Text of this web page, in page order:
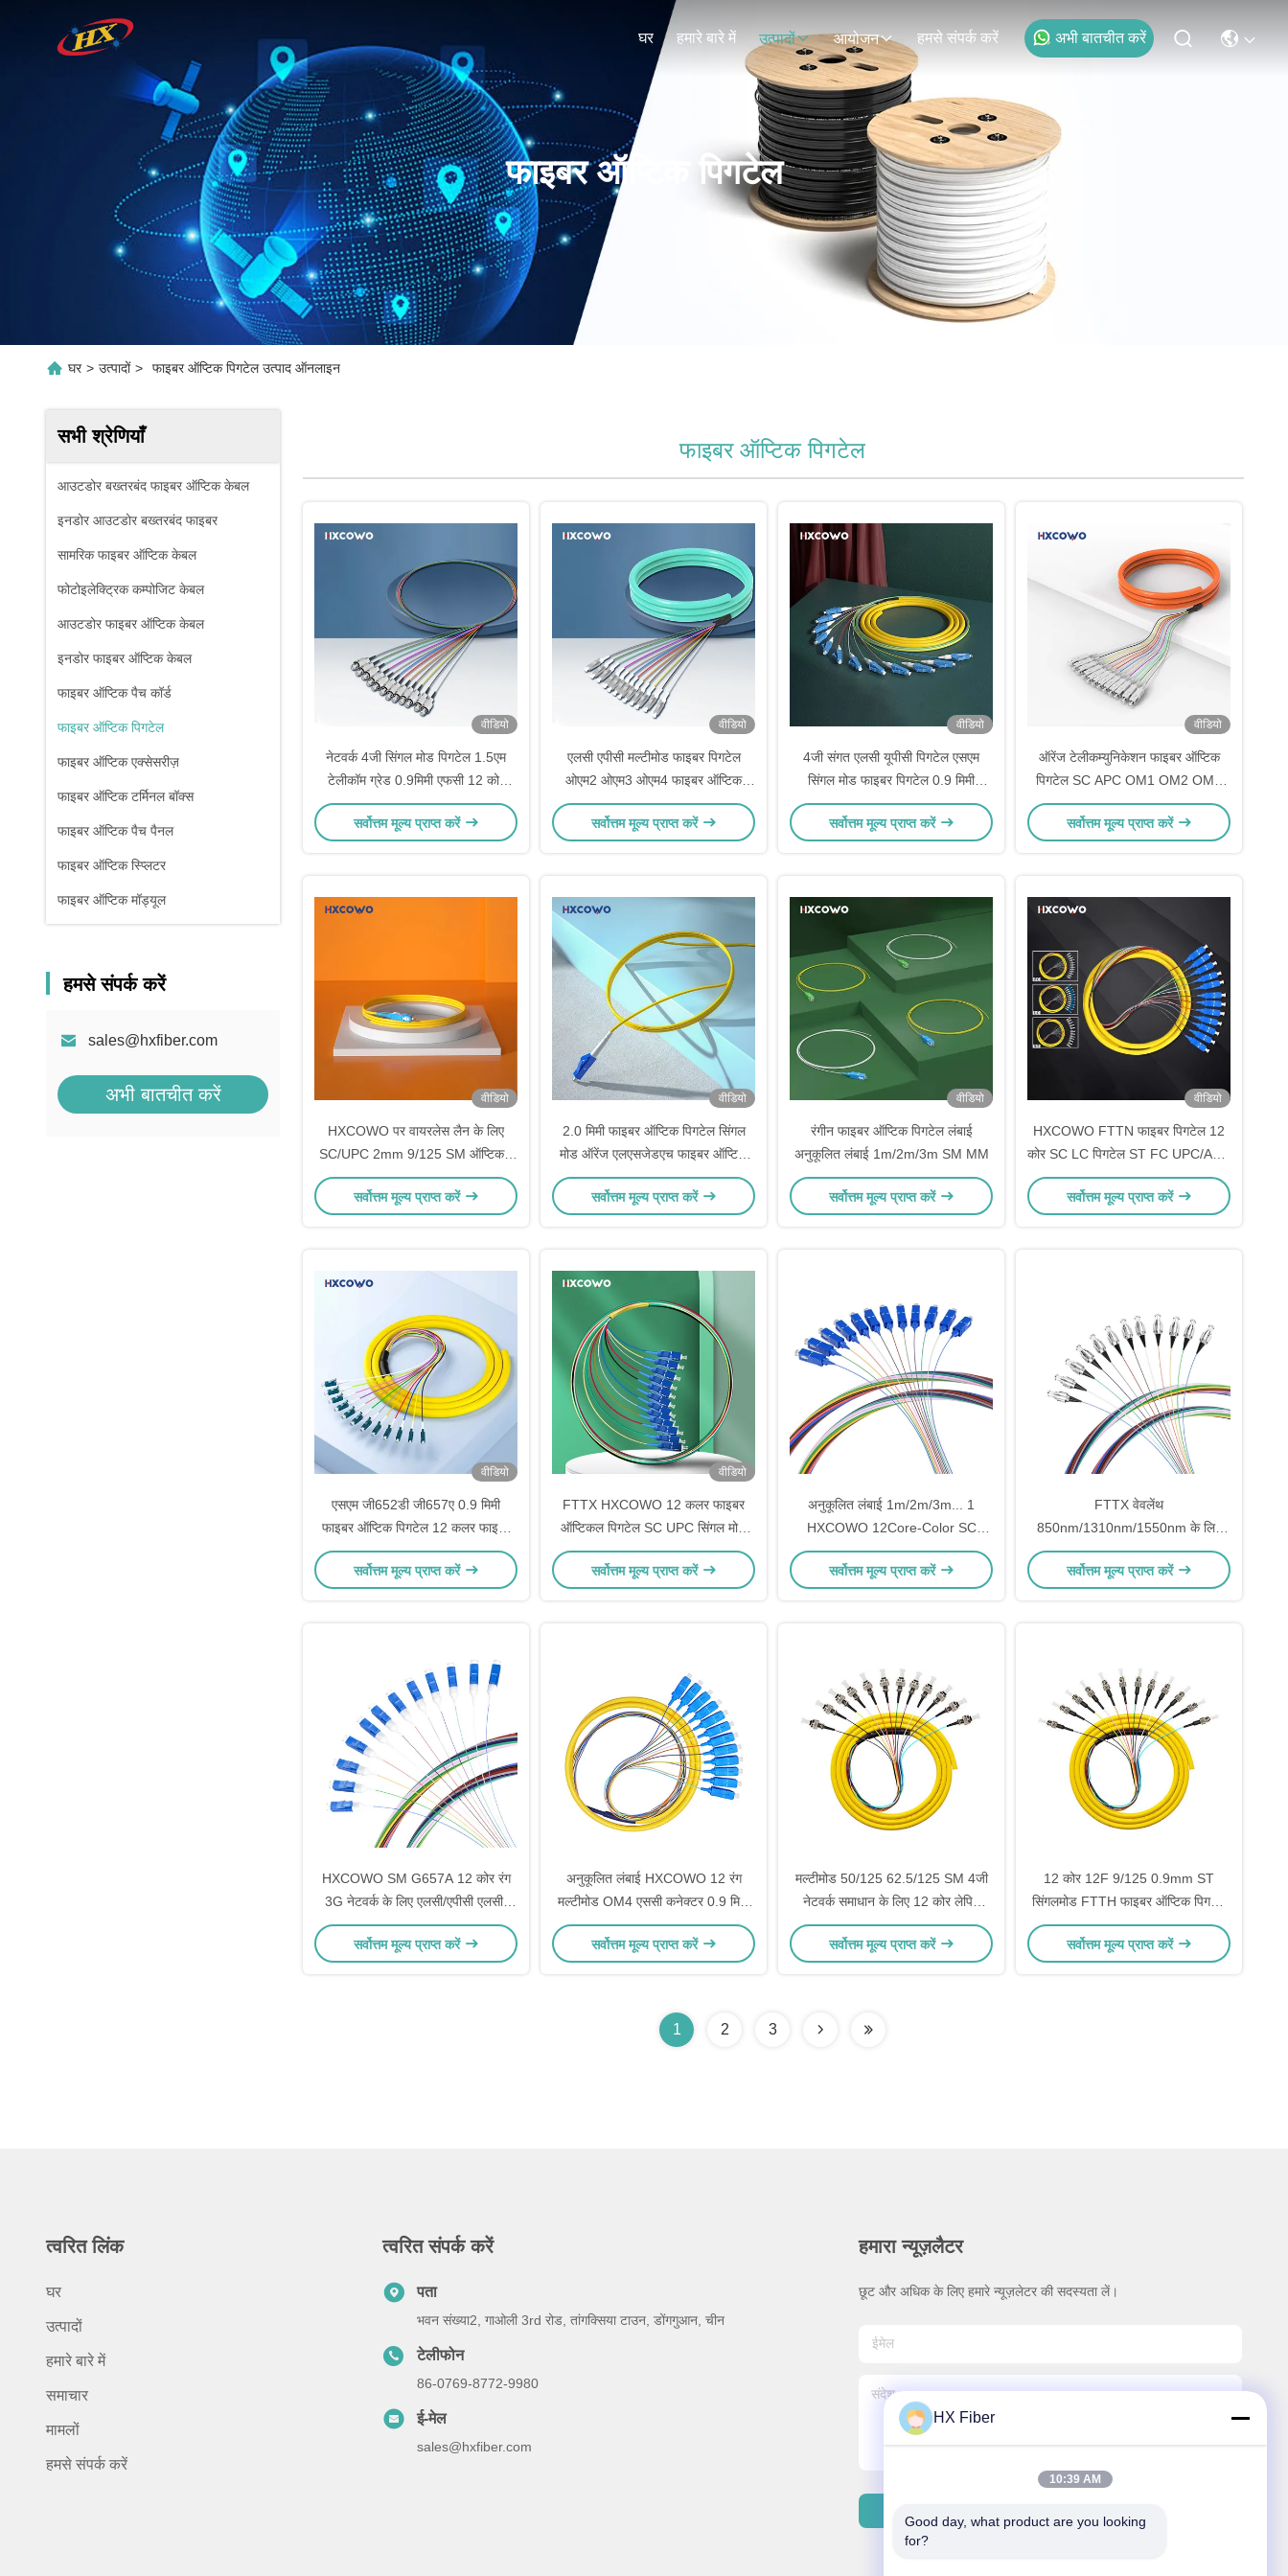
घर हमारे बारे में उत्पादों आयोजन हमसे संपर्क करें अभी बातचीत करें
फाइबर ऑप्टिक पिगटेल
घर > उत्पादों > फाइबर ऑप्टिक पिगटेल उत्पाद ऑनलाइन
सभी श्रेणियाँ
आउटडोर बख्तरबंद फाइबर ऑप्टिक केबल
इनडोर आउटडोर बख्तरबंद फाइबर
सामरिक फाइबर ऑप्टिक केबल
फोटोइलेक्ट्रिक कम्पोजिट केबल
आउटडोर फाइबर ऑप्टिक केबल
इनडोर फाइबर ऑप्टिक केबल
फाइबर ऑप्टिक पैच कॉर्ड
फाइबर ऑप्टिक पिगटेल
फाइबर ऑप्टिक एक्सेसरीज़
फाइबर ऑप्टिक टर्मिनल बॉक्स
फाइबर ऑप्टिक पैच पैनल
फाइबर ऑप्टिक स्प्लिटर
फाइबर ऑप्टिक मॉड्यूल
हमसे संपर्क करें
sales@hxfiber.com
अभी बातचीत करें
फाइबर ऑप्टिक पिगटेल
वीडियो
नेटवर्क 4जी सिंगल मोड पिगटेल 1.5एम
टेलीकॉम ग्रेड 0.9मिमी एफसी 12 कोर
राउंड हेड
सर्वोत्तम मूल्य प्राप्त करें
वीडियो
एलसी एपीसी मल्टीमोड फाइबर पिगटेल
ओएम2 ओएम3 ओएम4 फाइबर ऑप्टिक
पिगटेल वाईफाई नेटवर्क
सर्वोत्तम मूल्य प्राप्त करें
वीडियो
4जी संगत एलसी यूपीसी पिगटेल एसएम
सिंगल मोड फाइबर पिगटेल 0.9 मिमी
एलएसजेडएच जैकेट
सर्वोत्तम मूल्य प्राप्त करें
वीडियो
ऑरेंज टेलीकम्युनिकेशन फाइबर ऑप्टिक
पिगटेल SC APC OM1 OM2 OM3
FTTH CATV
सर्वोत्तम मूल्य प्राप्त करें
वीडियो
HXCOWO पर वायरलेस लैन के लिए
SC/UPC 2mm 9/125 SM ऑप्टिकल
फाइबर पिगटेल 1M
सर्वोत्तम मूल्य प्राप्त करें
वीडियो
2.0 मिमी फाइबर ऑप्टिक पिगटेल सिंगल
मोड ऑरेंज एलएसजेडएच फाइबर ऑप्टिक
केबल पिगटेल
सर्वोत्तम मूल्य प्राप्त करें
वीडियो
रंगीन फाइबर ऑप्टिक पिगटेल लंबाई
अनुकूलित लंबाई 1m/2m/3m SM MM
सर्वोत्तम मूल्य प्राप्त करें
वीडियो
HXCOWO FTTN फाइबर पिगटेल 12
कोर SC LC पिगटेल ST FC UPC/APC
MM 50/125 62.5/125
सर्वोत्तम मूल्य प्राप्त करें
वीडियो
एसएम जी652डी जी657ए 0.9 मिमी
फाइबर ऑप्टिक पिगटेल 12 कलर फाइबर
कोर एलसी यूपीसी एपीसी पैच कॉर्ड पिगटेल
सर्वोत्तम मूल्य प्राप्त करें
वीडियो
FTTX HXCOWO 12 कलर फाइबर
ऑप्टिकल पिगटेल SC UPC सिंगल मोड
G657A 0.9mm G652D
सर्वोत्तम मूल्य प्राप्त करें
अनुकूलित लंबाई 1m/2m/3m... 1
HXCOWO 12Core-Color SC
सिंगल-मोड G657/G652D फाइबर
ऑप्टिक पिगटेल
सर्वोत्तम मूल्य प्राप्त करें
FTTX वेवलेंथ
850nm/1310nm/1550nm के लिए
G657 12Color 0.9mm 1.5M फाइबर
ऑप्टिक पिगटेल
सर्वोत्तम मूल्य प्राप्त करें
HXCOWO SM G657A 12 कोर रंग
3G नेटवर्क के लिए एलसी/एपीसी एलसी/
यूपीसी एफटीटीएच फाइबर ऑप्टिक पिगटेल
सर्वोत्तम मूल्य प्राप्त करें
अनुकूलित लंबाई HXCOWO 12 रंग
मल्टीमोड OM4 एससी कनेक्टर 0.9 मिमी
फाइबर ऑप्टिक पिगटेल
सर्वोत्तम मूल्य प्राप्त करें
मल्टीमोड 50/125 62.5/125 SM 4जी
नेटवर्क समाधान के लिए 12 कोर लेपित
फाइबर ऑप्टिक पिगटेल
सर्वोत्तम मूल्य प्राप्त करें
12 कोर 12F 9/125 0.9mm ST
सिंगलमोड FTTH फाइबर ऑप्टिक पिगटेल
वेवलेंथ 1310nm
सर्वोत्तम मूल्य प्राप्त करें
1 2 3
त्वरित लिंक
घर
उत्पादों
हमारे बारे में
समाचार
मामलों
हमसे संपर्क करें
त्वरित संपर्क करें
पता
भवन संख्या2, गाओली 3rd रोड, तांगक्सिया टाउन, डोंगगुआन, चीन
टेलीफोन
86-0769-8772-9980
ई-मेल
sales@hxfiber.com
हमारा न्यूज़लैटर
छूट और अधिक के लिए हमारे न्यूज़लेटर की सदस्यता लें।
HX Fiber
10:39 AM
Good day, what product are you looking
for?